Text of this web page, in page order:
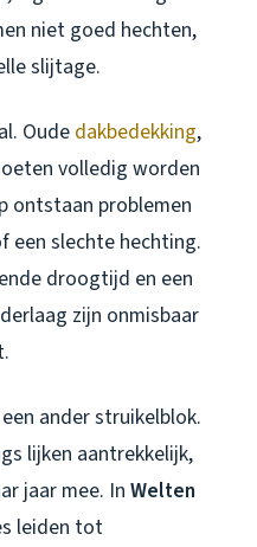
niet goed hechten,
slijtage.
Oude dakbedekking,
volledig worden
ontstaan problemen
een slechte hechting.
droogtijd en een
zijn onmisbaar
ander struikelblok.
lijken aantrekkelijk,
jaar mee. In Welten
leiden tot